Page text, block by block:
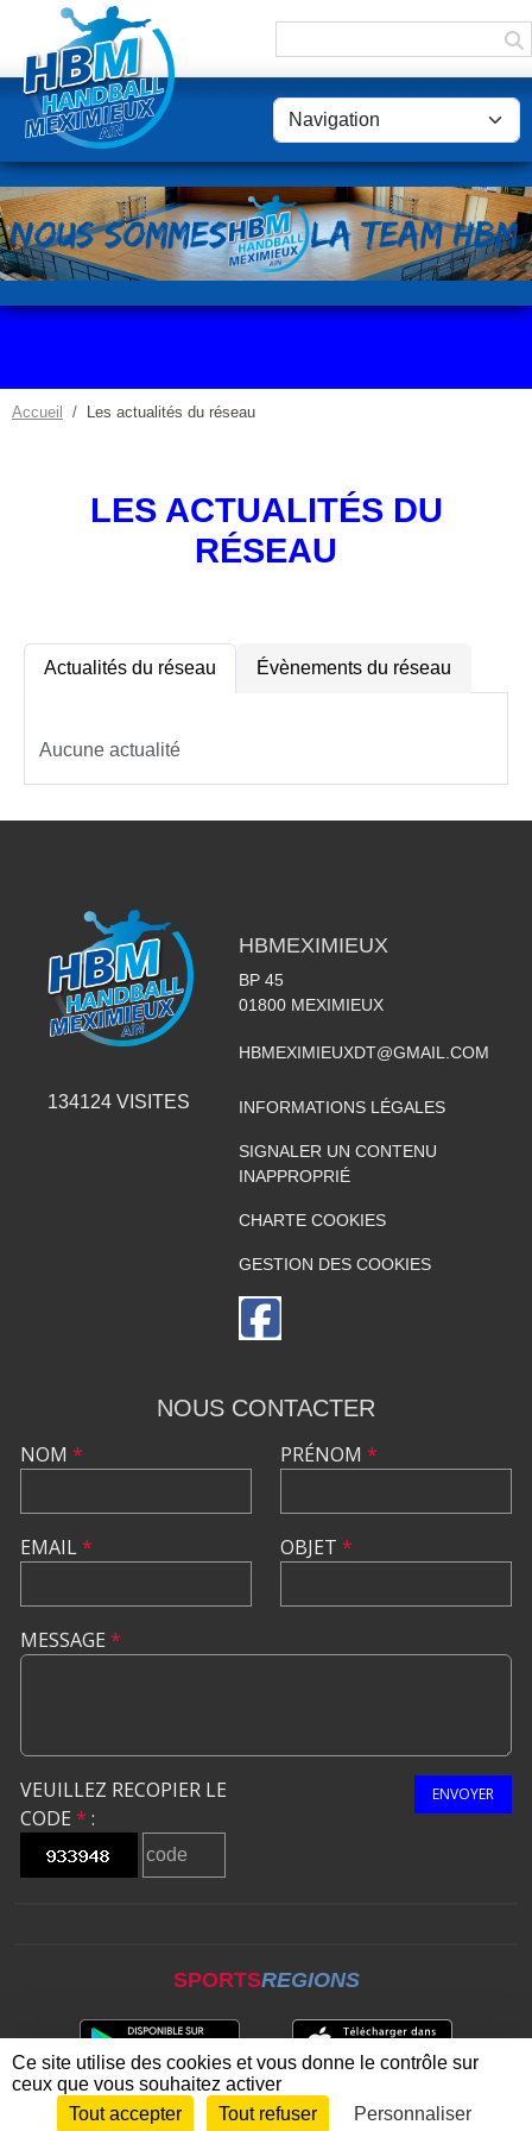
Accueil Les actualités du réseau
LES ACTUALITÉS DU
RÉSEAU
Actualités du réseau Évènements du réseau
Aucune actualité
134124 VISITES
HBMEXIMIEUX
BP 45
01800 MEXIMIEUX
HBMEXIMIEUXDT@GMAIL.COM
INFORMATIONS LÉGALES
SIGNALER UN CONTENU
INAPPROPRIÉ
CHARTE COOKIES
GESTION DES COOKIES
NOUS CONTACTER
NOM *
EMAIL*
PRÉNOM *
OBJET *
MESSAGE *
VEUILLEZ RECOPIER LE
CODE * :
ENVOYER
SPORTSREGIONS
Envie de participer ? CONNEXION
Panneau de gestion des cookies
Ce site utilise des cookies et vous donne le contrôle sur
ceux que vous souhaitez activer
Tout accepter
Tout refuser Personnaliser